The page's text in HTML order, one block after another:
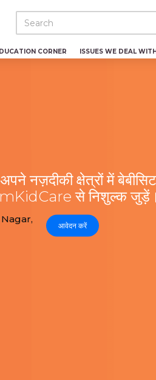
CORNER ISSUES WE DEAL
नज़दीकी क्षेत्रों में
से निशुल्क जुड़ें।
आवेदन करें